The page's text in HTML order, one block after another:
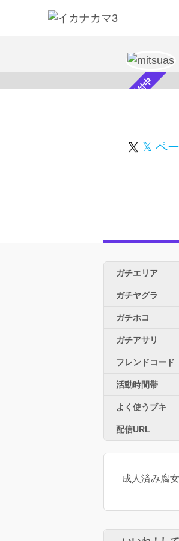
スカウト受付中
𝕏 ペ
ガチエリア
ガチヤグラ
ガチホコ
ガチアサリ
フレンドコード
活動時間帯
よく使うブキ
配信URL
成人済み腐